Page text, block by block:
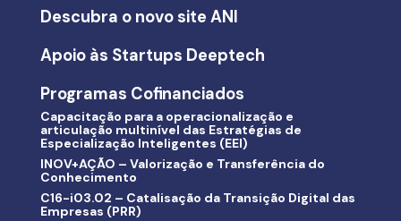
Descubra o novo site ANI
Apoio às Startups Deeptech
Programas Cofinanciados
Capacitação para a operacionalização e
articulação multinível das Estratégias de
Especialização Inteligentes (EEI)
INOV+AÇÃO – Valorização e Transferência do
Conhecimento
C16-i03.02 – Catalisação da Transição Digital das
Empresas (PRR)